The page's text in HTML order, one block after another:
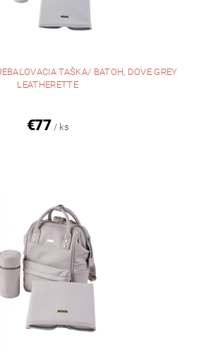
TAŠKA/ BATOH, DOVE GREY
LEATHERETTE
€77 / ks